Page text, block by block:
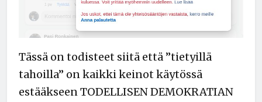
Tässä on todisteet siitä että ”tietyillä
tahoilla” on kaikki keinot käytössä
estääkseen TODELLISEN DEMOKRATIAN